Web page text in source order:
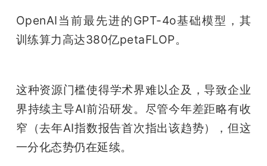
OpenAI当前最先进的GPT-4o基础模型，其
训练算力高达380亿petaFLOP。
这种资源门槛使得学术界难以企及，导致企业
界持续主导AI前沿研发。尽管今年差距略有收
窄（去年AI指数报告首次指出该趋势），但这
一分化态势仍在延续。